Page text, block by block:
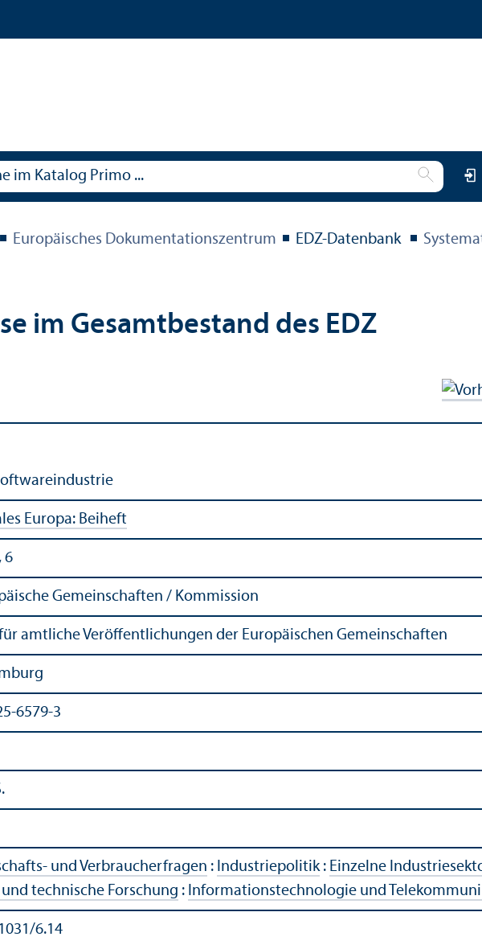
Europäisches Dokumentations­zentrum EDZ-Datenbank
im Gesamtbestand des EDZ
Europa: Beiheft
6
Gemeinschaften / Kommission
amtliche Veröffentlichungen der Europäischen Gemeinschaften
6579-3
und Verbraucherfragen : Industriepolitik: Einzelne
und technische Forschung : Informations­technologie und
6.14